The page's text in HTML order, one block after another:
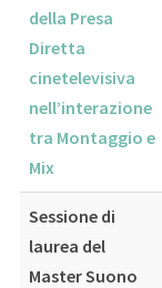
della Presa
Diretta
cinetelevisiva
nell’interazione
tra Montaggio e
Mix
Sessione di
laurea del
Master Suono